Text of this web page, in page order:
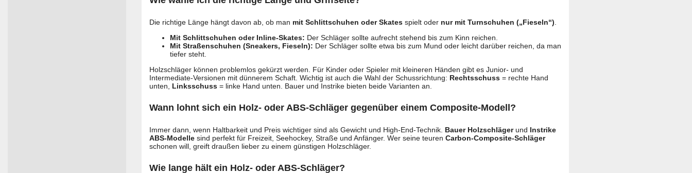
Die richtige Länge hängt davon ab, ob man mit Schlittschuhen oder Skates spielt oder nur mit Turnschuhen („Fieseln“).
Mit Schlittschuhen oder Inline-Skates: Der Schläger sollte aufrecht stehend bis zum Kinn reichen.
Mit Straßenschuhen (Sneakers, Fieseln): Der Schläger sollte etwa bis zum Mund oder leicht darüber reichen, da man
tiefer steht.
Holzschläger können problemlos gekürzt werden. Für Kinder oder Spieler mit kleineren Händen gibt es Junior- und
Intermediate-Versionen mit dünnerem Schaft. Wichtig ist auch die Wahl der Schussrichtung: Rechtsschuss = rechte Hand
unten, Linksschuss = linke Hand unten. Bauer und Instrike bieten beide Varianten an.
Wann lohnt sich ein Holz- oder ABS-Schläger gegenüber einem Composite-Modell?
Immer dann, wenn Haltbarkeit und Preis wichtiger sind als Gewicht und High-End-Technik. Bauer Holzschlägerund Instrike
ABS-Modelle sind perfekt für Freizeit, Seehockey, Straße und Anfänger. Wer seine teuren Carbon-Composite-Schläger
schonen will, greift draußen lieber zu einem günstigen Holzschläger.
Wie lange hält ein Holz- oder ABS-Schläger?